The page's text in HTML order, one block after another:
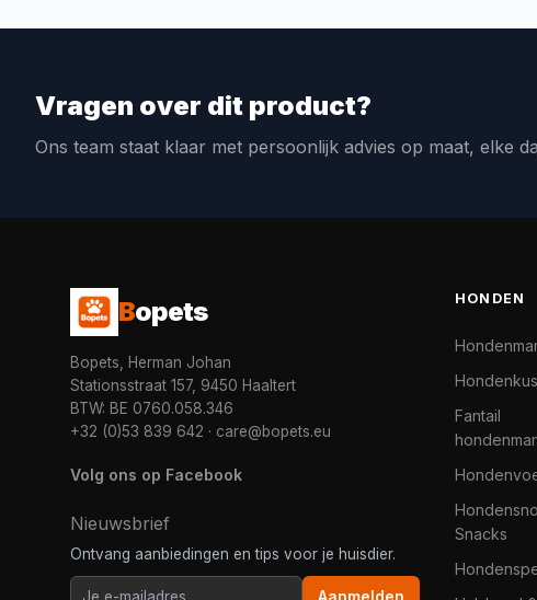
Vragen over dit product?
Ons team staat klaar met persoonlijk advies op maat, elke
Bopets
Bopets, Herman Johan
Stationsstraat 157, 9450 Haaltert
BTW: BE 0760.058.346
+32 (0)53 839 642 · care@bopets.eu
Volg ons op Facebook
Nieuwsbrief
Ontvang aanbiedingen en tips voor je huisdier.
HONDEN
Fantail
Snacks